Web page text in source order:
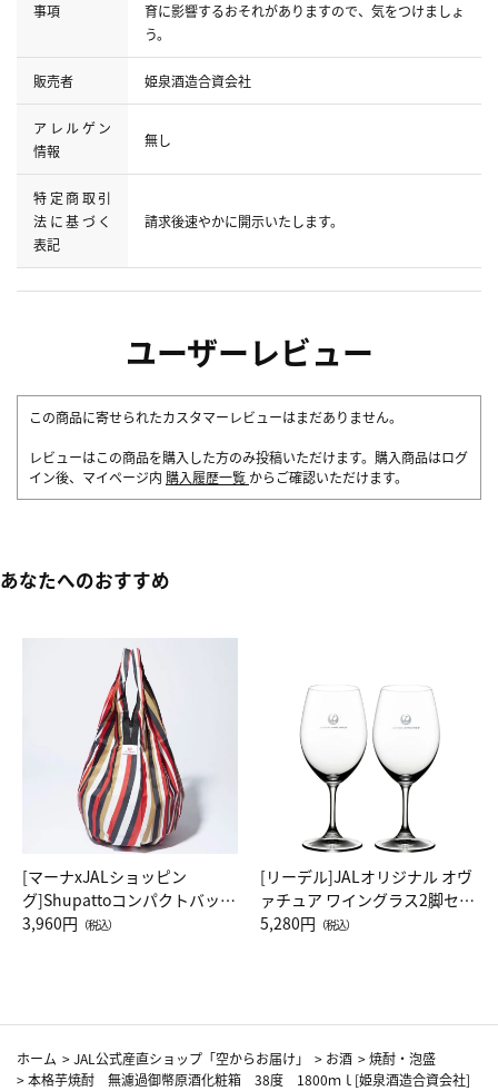
事項
育に影響するおそれがありますので、気をつけましょ
う。
販売者 姫泉酒造合資会社
アレルゲン
情報
無し
特定商取引
法に基づく
表記
請求後速やかに開示いたします。
ユーザーレビュー
この商品に寄せられたカスタマーレビューはまだありません。
レビューはこの商品を購入した方のみ投稿いただけます。購入商品はログ
イン後、マイページ内 購入履歴一覧 からご確認いただけます。
あなたへのおすすめ
[マーナxJALショッピン
グ]Shupattoコンパクトバッグ
Drop JAL客室乗務員（LC）ス
3,960円 （税込）
[リーデル]JALオリジナル オヴ
ァチュア ワイングラス2脚セッ
ト（レッドワイン）
5,280円 （税込）
ホーム >JAL公式産直ショップ「空からお届け」 > お酒 >焼酎・泡盛
>本格芋焼酎 無濾過御幣原酒化粧箱 38度 1800ｍｌ[姫泉酒造合資会社]